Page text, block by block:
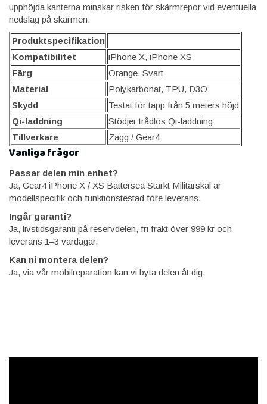
upphöjda kanterna minskar risken för skärmrepor vid eventuella
nedslag på skärmen.
Produktspecifikation
Kompatibilitet
iPhone X, iPhone XS
Färg
Orange, Svart
Material
Polykarbonat, TPU, D3O
Skydd
Testat för tapp från 5 meters höjd
Qi-laddning
Stödjer trådlös Qi-laddning
Tillverkare
Zagg / Gear4
Vanliga frågor
Passar delen min enhet?
Ja, Gear4 iPhone X / XS Battersea Starkt Militärskal är
modellspecifik och funktionstestad före leverans.
Ingår garanti?
Ja, livstidsgaranti på reservdelen, fri frakt över 999 kr och
leverans 1–3 vardagar.
Kan ni montera delen?
Ja, via vår mobilreparation kan vi byta delen åt dig.